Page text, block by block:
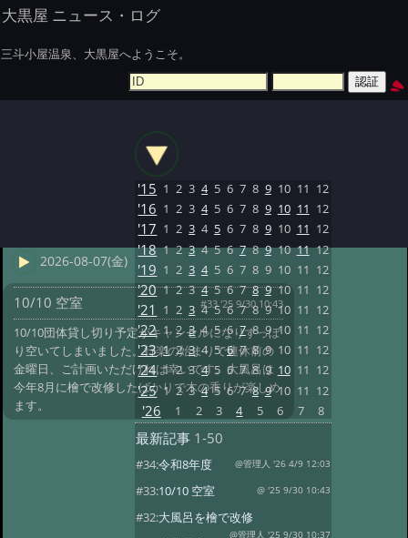
大黒屋 ニュース・ログ
三斗小屋温泉、大黒屋へようこそ。
2026-08-07(金)
10/10 空室 #33 '25 9/30 10:43
10/10団体貸し切り予定がキャンセルになりすっぽ
り空いてしまいました。行楽の始まりで連休前の
金曜日、ご計画いただければ幸いです。大風呂は
今年8月に檜で改修したばかりで木の香りが楽しめ
ます。
'15 1 2 3 4 5 6 7 8 9 10 11 12
'16 1 2 3 4 5 6 7 8 9 10 11 12
'17 1 2 3 4 5 6 7 8 9 10 11 12
'18 1 2 3 4 5 6 7 8 9 10 11 12
'19 1 2 3 4 5 6 7 8 9 10 11 12
'20 1 2 3 4 5 6 7 8 9 10 11 12
'21 1 2 3 4 5 6 7 8 9 10 11 12
'22 1 2 3 4 5 6 7 8 9 10 11 12
'23 1 2 3 4 5 6 7 8 9 10 11 12
'24 1 2 3 4 5 6 7 8 9 10 11 12
'25 1 2 3 4 5 6 7 8 9 10 11 12
'26 1 2 3 4 5 6 7 8
最新記事 1-50
#34:令和8年度 @管理人 '26 4/9 12:03
#33:10/10 空室 @ '25 9/30 10:43
#32:大風呂を檜で改修
@管理人 '25 9/30 10:37